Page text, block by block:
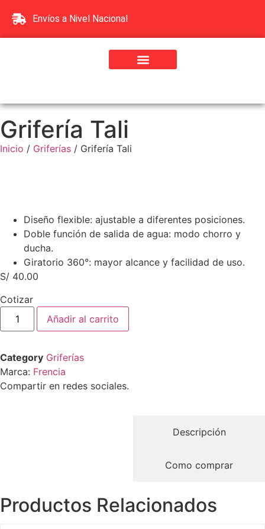
Envíos a Nivel Nacional
Grifería Tali
Inicio / Griferías / Grifería Tali
Diseño flexible: ajustable a diferentes posiciones.
Doble función de salida de agua: modo chorro y
ducha.
Giratorio 360°: mayor alcance y facilidad de uso.
S/ 40.00
Cotizar
Añadir al carrito
Category Griferías
Marca: Frencia
Compartir en redes sociales.
Descripción
Como comprar
Productos Relacionados